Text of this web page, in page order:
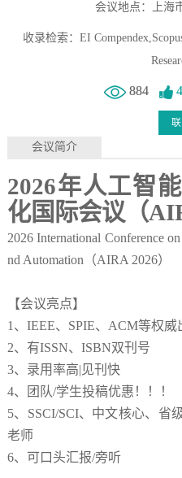
会议地点：上海
收录检索：EI
884
会议简介
2026年人工智
化国际会议 （
2026 International Conference
nd Automation（AIRA 2026）
【会议亮点】
1、IEEE、SPIE、ACM等权威
2、有ISSN、ISBN双刊号
3、录用率高|见刊快
4、团队/学生投稿优惠！！！
5、SSCI/SCI、中文核心、省
老师
6、可口头汇报/旁听